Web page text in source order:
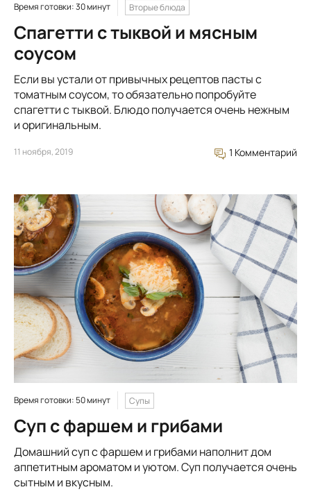
Время готовки: 30 минут Вторые блюда
Спагетти с тыквой и мясным
соусом
Если вы устали от привычных рецептов пасты с
томатным соусом, то обязательно попробуйте
спагетти с тыквой. Блюдо получается очень нежным
и оригинальным.
11 ноября, 2019 1 Комментарий
Время готовки: 50 минут Супы
Суп с фаршем и грибами
Домашний суп с фаршем и грибами наполнит дом
аппетитным ароматом и уютом. Суп получается очень
сытным и вкусным.